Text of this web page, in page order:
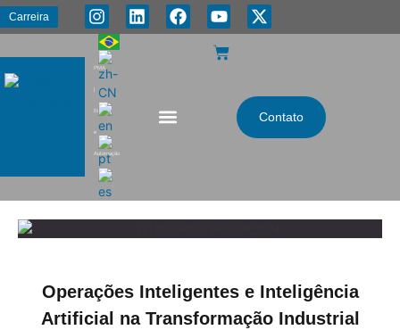
Carreira
PMA
Energia
e
Automação
Contato
Operações Inteligentes e Inteligência
Artificial na Transformação Industrial